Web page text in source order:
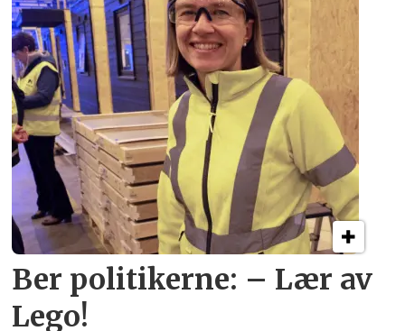
Ber politikerne: – Lær av
Lego!